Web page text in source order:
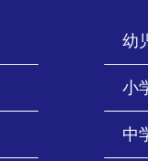
幼
小
中